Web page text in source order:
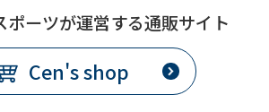
ポーツが運営する通販サイト
Cen's shop